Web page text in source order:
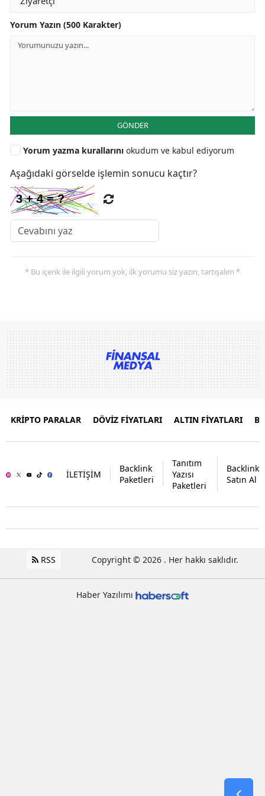
Yorum Yazın (500 Karakter)
GÖNDER
Yorum yazma kurallarını okudum ve kabul ediyorum
Aşağıdaki görselde işlemin sonucu kaçtır?
* Bu içerik ile ilgili yorum yok, ilk yorumu siz yazın, tartışalım *
KRİPTO PARALAR DÖVİZ FİYATLARI ALTIN FİYATLARI
İLETİŞİM
Backlink
Paketleri
Tanıtım
Yazısı
Paketleri
Backlink
Satın Al
RSS Copyright © 2026 . Her hakkı saklıdır.
Haber Yazılımı